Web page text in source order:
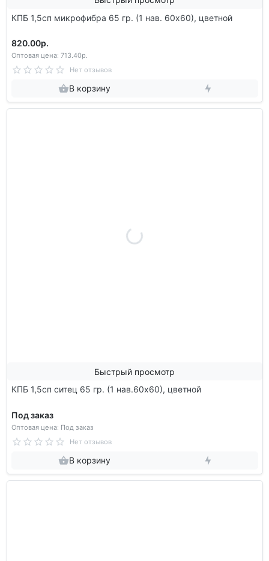
КПБ 1,5сп микрофибра 65 гр. (1 нав. 60х60), цветной
820.00р.
Оптовая цена: 713.40р.
Нет отзывов
В корзину
Быстрый просмотр
КПБ 1,5сп ситец 65 гр. (1 нав.60х60), цветной
Под заказ
Оптовая цена: Под заказ
Нет отзывов
В корзину